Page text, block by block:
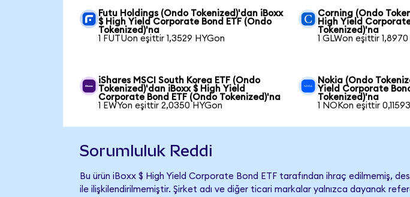
Futu Holdings (Ondo Tokenized)'dan iBoxx
$ High Yield Corporate Bond ETF (Ondo
Tokenized)'na
1 FUTUon eşittir 1,3529 HYGon
Corning (Ondo
High Yield
Tokenized)'na
1 GLWon eşittir
iShares MSCI South Korea ETF (Ondo
Tokenized)'dan iBoxx $ High Yield
Corporate Bond ETF (Ondo Tokenized)'na
1 EWYon eşittir 2,0350 HYGon
Nokia (Ondo
Yield Corporate
Tokenized)'na
1 NOKon eşittir
Sorumluluk Reddi
Bu ürün iBoxx $ High Yield Corporate Bond ETF tarafından ihraç edilmemiş,
ile ilişkilendirilmemiştir. Şirket adı ve diğer ticari markalar yalnızca dayanak